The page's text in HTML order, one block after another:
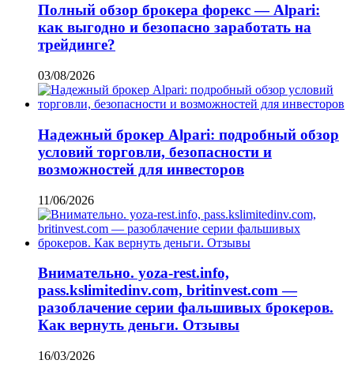
Полный обзор брокера форекс — Alpari:
как выгодно и безопасно заработать на
трейдинге?
03/08/2026
Надежный брокер Alpari: подробный обзор
условий торговли, безопасности и
возможностей для инвесторов
11/06/2026
Внимательно. yoza-rest.info,
pass.kslimitedinv.com, britinvest.com —
разоблачение серии фальшивых брокеров.
Как вернуть деньги. Отзывы
16/03/2026